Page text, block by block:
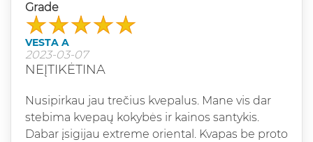
Grade
VESTA A
2023-03-07
NEĮTIKĖTINA
Nusipirkau jau trečius kvepalus. Mane vis dar
stebima kvepaų kokybės ir kainos santykis.
Dabar įsigijau extreme oriental. Kvapas be proto